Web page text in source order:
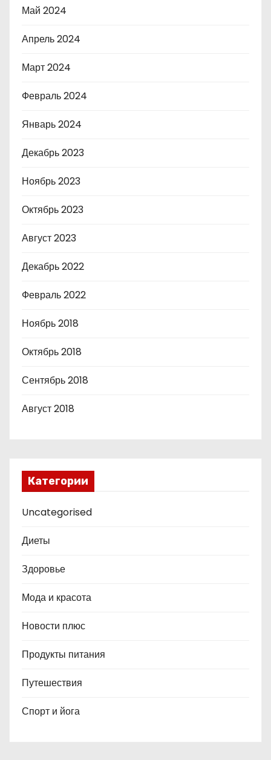
Май 2024
Апрель 2024
Март 2024
Февраль 2024
Январь 2024
Декабрь 2023
Ноябрь 2023
Октябрь 2023
Август 2023
Декабрь 2022
Февраль 2022
Ноябрь 2018
Октябрь 2018
Сентябрь 2018
Август 2018
Категории
Uncategorised
Диеты
Здоровье
Мода и красота
Новости плюс
Продукты питания
Путешествия
Спорт и йога